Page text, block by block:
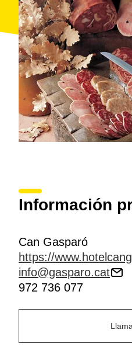
Información
Can Gasparó
https://
info@gasparo.cat
972 736 077